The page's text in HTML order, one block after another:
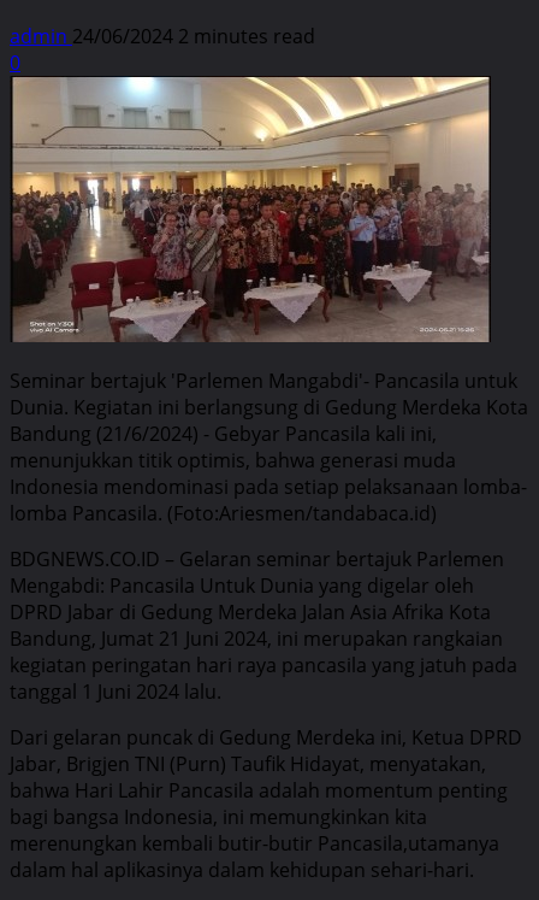
admin 24/06/2024 2 minutes read
0
Seminar bertajuk 'Parlemen Mangabdi'- Pancasila untuk
Dunia. Kegiatan ini berlangsung di Gedung Merdeka Kota
Bandung (21/6/2024) - Gebyar Pancasila kali ini,
menunjukkan titik optimis, bahwa generasi muda
Indonesia mendominasi pada setiap pelaksanaan lomba-
lomba Pancasila. (Foto:Ariesmen/tandabaca.id)
BDGNEWS.CO.ID – Gelaran seminar bertajuk Parlemen
Mengabdi: Pancasila Untuk Dunia yang digelar oleh
DPRD Jabar di Gedung Merdeka Jalan Asia Afrika Kota
Bandung, Jumat 21 Juni 2024, ini merupakan rangkaian
kegiatan peringatan hari raya pancasila yang jatuh pada
tanggal 1 Juni 2024 lalu.
Dari gelaran puncak di Gedung Merdeka ini, Ketua DPRD
Jabar, Brigjen TNI (Purn) Taufik Hidayat, menyatakan,
bahwa Hari Lahir Pancasila adalah momentum penting
bagi bangsa Indonesia, ini memungkinkan kita
merenungkan kembali butir-butir Pancasila,utamanya
dalam hal aplikasinya dalam kehidupan sehari-hari.